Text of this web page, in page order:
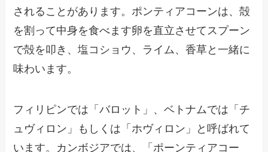
されることがあります。ポンティアコーンは、殻
を割って中身を食べます卵を直立させてスプーン
で殻を叩き、塩コショウ、ライム、香草と一緒に
味わいます。
フィリピンでは「バロット」、ベトナムでは「チ
ュヴィロン」もしくは「ホヴィロン」と呼ばれて
います。カンボジアでは、「ポーンティアコー